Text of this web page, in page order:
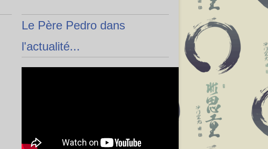
Le Père Pedro dans
l'actualité...